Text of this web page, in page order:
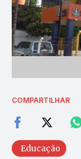
COMPARTILHAR
Educação